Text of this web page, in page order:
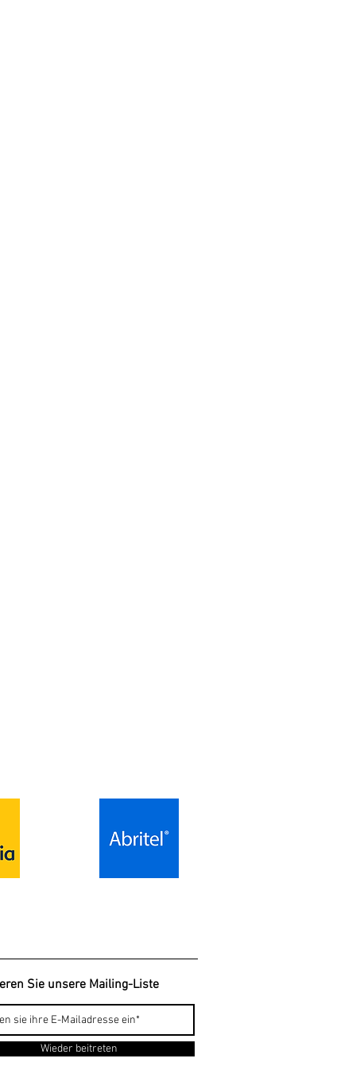
Sie unsere Mailing-Liste
Wieder beitreten